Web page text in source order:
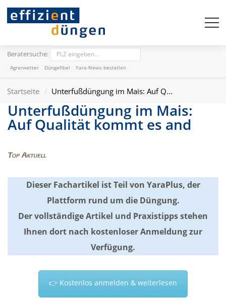
Beratersuche:
Agrarwetter Düngefibel Yara-News bestellen
Startseite Unterfußdüngung im Mais: Auf Q...
Unterfußdüngung im Mais:
Auf Qualität kommt es and
Dieser Fachartikel ist Teil von YaraPlus, der
Plattform rund um die Düngung.
Der vollständige Artikel und Praxistipps stehen
Ihnen dort nach kostenloser Anmeldung zur
Verfügung.
👉 Kostenlos anmelden & weiterlesen